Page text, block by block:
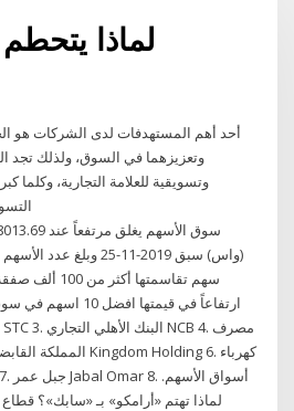
لماذا
أحد أهم المستهدفات لدى الشركات هو
وتعزيزهما في السوق، ولذلك تجد
وتسويقية للعلامة التجارية،
لماذا تهتم «أرامكو» بـ «سابك»؟